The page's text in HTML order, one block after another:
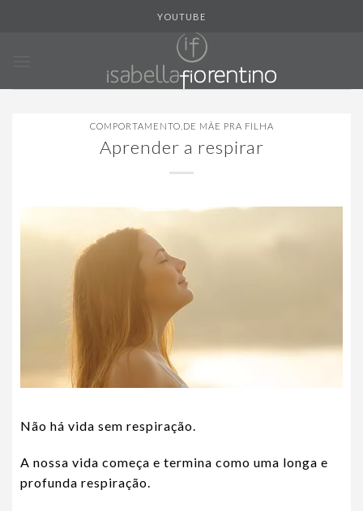
YOUTUBE
COMPORTAMENTO DE MÃE PRA FILHA
Aprender a respirar
Não há vida sem respiração.
A nossa vida começa e termina como uma longa e
profunda respiração.